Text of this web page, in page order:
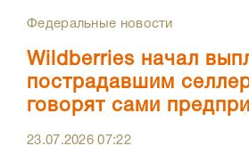
Федеральные новости
Wildberries начал
пострадавшим
говорят сами
23.07.202607:22